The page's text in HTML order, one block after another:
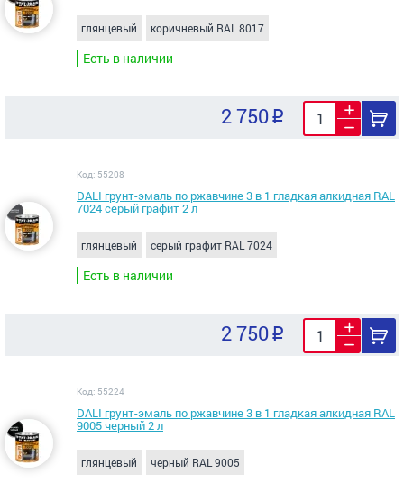
глянцевый коричневый RAL 8017
Есть в наличии
2 750
Код: 55208
DALI грунт-эмаль по ржавчине 3 в 1 гладкая алкидная RAL
7024 серый графит 2 л
глянцевый серый графит RAL 7024
Есть в наличии
2 750
Код: 55224
DALI грунт-эмаль по ржавчине 3 в 1 гладкая алкидная RAL
9005 черный 2 л
глянцевый черный RAL 9005